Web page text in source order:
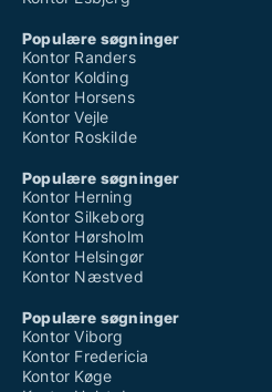
Populære søgninger
Kontor Randers
Kontor Kolding
Kontor Horsens
Kontor Vejle
Kontor Roskilde
Populære søgninger
Kontor Herning
Kontor Silkeborg
Kontor Hørsholm
Kontor Helsingør
Kontor Næstved
Populære søgninger
Kontor Viborg
Kontor Fredericia
Kontor Køge